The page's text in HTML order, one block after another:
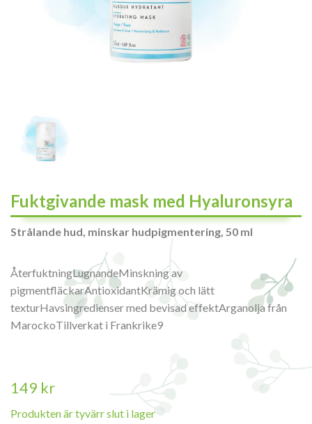
Fuktgivande mask med Hyaluronsyra
Strålande hud, minskar hudpigmentering, 50 ml
ÅterfuktningLugnandeMinskning av
pigmentfläckarAntioxidantKrämig och lätt
texturHavsingredienser med bevisad effektArganolja från
MarockoTillverkat i Frankrike9
149 kr
Produkten är tyvärr slut i lager